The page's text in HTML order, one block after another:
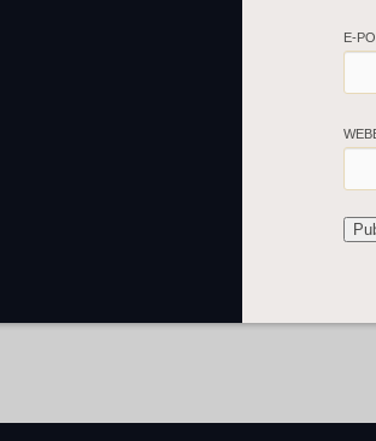
E-